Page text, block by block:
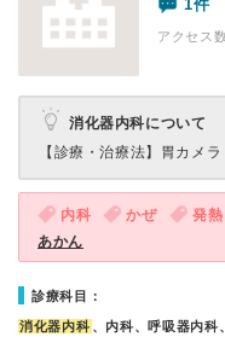
1件
アクセス
消化器内科について
【診療・治療法】 胃カメラ
内科 かぜ 発熱
あかん
診療科目：
消化器内科 、内科、呼吸器内科